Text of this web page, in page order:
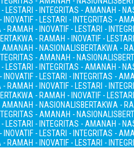
LESTARI - INTEGRITAS - AMANAH -
INOVATIF - LESTARI - INTEGRITAS -
- RAMAH - INOVATIF - LESTARI -
- RAMAH - INOVATIF -
AMANAH - NASIONALISBERTAKWA -
- AMANAH - NASIONALIS
LESTARI - INTEGRITAS - AMANAH -
INOVATIF - LESTARI - INTEGRITAS -
- RAMAH - INOVATIF - LESTARI -
- RAMAH - INOVATIF -
AMANAH - NASIONALISBERTAKWA -
- AMANAH - NASIONALIS
LESTARI - INTEGRITAS - AMANAH -
INOVATIF - LESTARI - INTEGRITAS -
- RAMAH - INOVATIF - LESTARI -